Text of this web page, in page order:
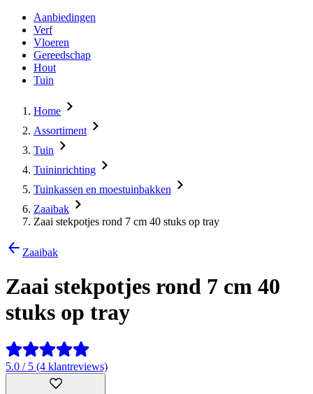
Aanbiedingen
Verf
Vloeren
Gereedschap
Hout
Tuin
Home
Assortiment
Tuin
Tuininrichting
Tuinkassen en moestuinbakken
Zaaibak
Zaai stekpotjes rond 7 cm 40 stuks op tray
Zaaibak
Zaai stekpotjes rond 7 cm 40
stuks op tray
5.0 / 5 (4 klantreviews)